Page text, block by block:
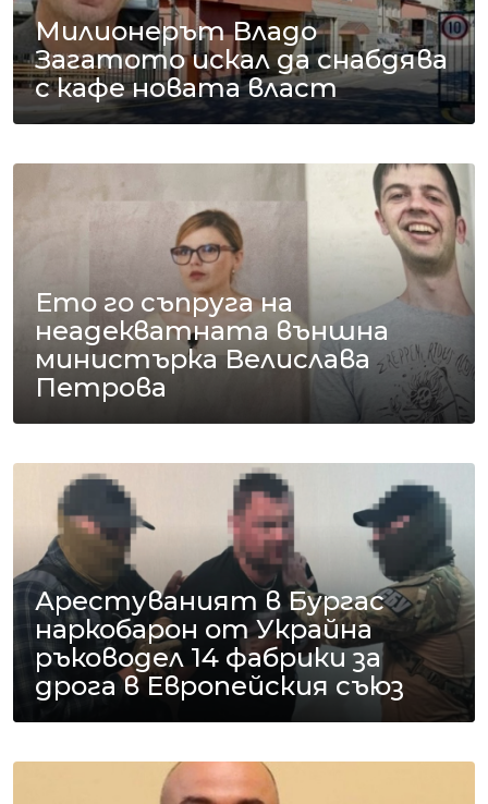
Милионерът Владо
Загатото искал да снабдява
с кафе новата власт
Ето го съпруга на
неадекватната външна
министърка Велислава
Петрова
Арестуваният в Бургас
наркобарон от Украйна
ръководел 14 фабрики за
дрога в Европейския съюз